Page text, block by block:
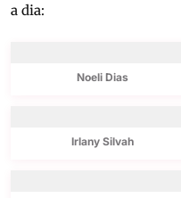
a dia:
Noeli Dias
Irlany Silvah